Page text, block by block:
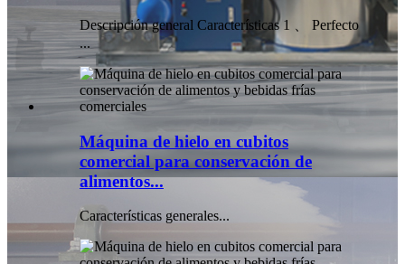
Descripción general Características 1 、 Perfecto
...
Máquina de hielo en cubitos
comercial para conservación de
alimentos...
Características generales...